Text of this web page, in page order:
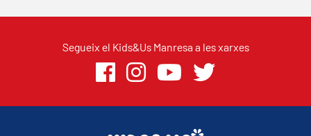
Segueix el Kids&Us Manresa a les xarxes